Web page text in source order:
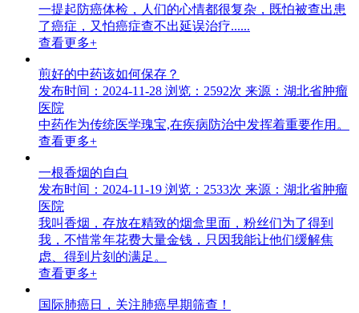
一提起防癌体检，人们的心情都很复杂，既怕被查出患
了癌症，又怕癌症查不出延误治疗......
查看更多+
煎好的中药该如何保存？
发布时间：2024-11-28 浏览：2592次 来源：湖北省肿瘤
医院
中药作为传统医学瑰宝,在疾病防治中发挥着重要作用。
查看更多+
一根香烟的自白
发布时间：2024-11-19 浏览：2533次 来源：湖北省肿瘤
医院
我叫香烟，存放在精致的烟盒里面，粉丝们为了得到
我，不惜常年花费大量金钱，只因我能让他们缓解焦
虑、得到片刻的满足。
查看更多+
国际肺癌日，关注肺癌早期筛查！